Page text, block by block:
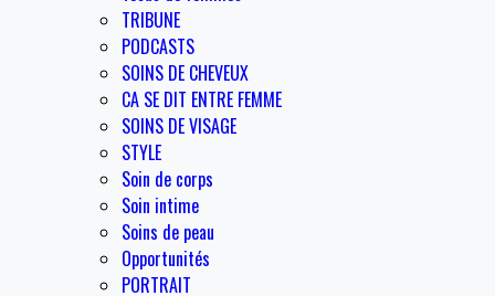
TRIBUNE
PODCASTS
SOINS DE CHEVEUX
CA SE DIT ENTRE FEMME
SOINS DE VISAGE
STYLE
Soin de corps
Soin intime
Soins de peau
Opportunités
PORTRAIT